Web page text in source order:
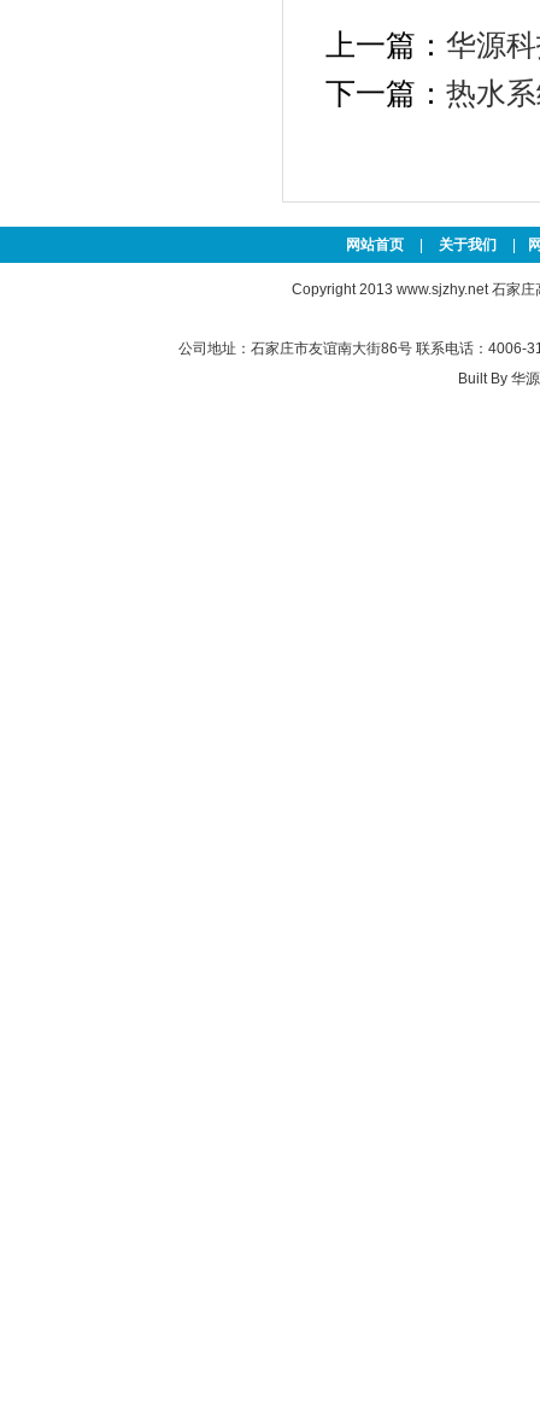
上一篇： 华源
下一篇： 热水
网站首页 关于我们
Copyright 2013 www.sjzhy.net石家庄
公司地址：石家庄市友谊南大街86号 联系电话：4006-
Built By 华